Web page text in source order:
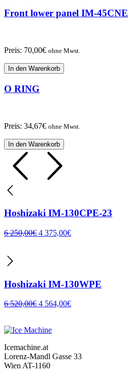
Front lower panel IM-45CNE
Preis: 70,00€ ohne Mwst.
In den Warenkorb
O RING
Preis: 34,67€ ohne Mwst.
In den Warenkorb
Hoshizaki IM-130CPE-23
6 250,00€ 4 375,00€
Hoshizaki IM-130WPE
6 520,00€ 4 564,00€
Icemachine.at
Lorenz-Mandl Gasse 33
Wien AT-1160